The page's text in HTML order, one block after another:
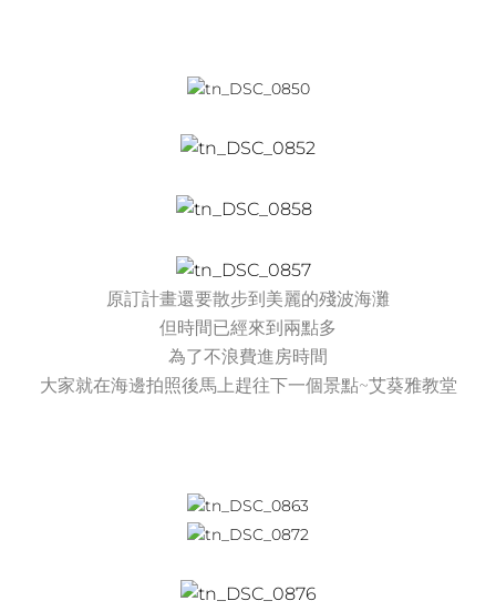
原訂計畫還要散步到美麗的殘波海灘
但時間已經來到兩點多
為了不浪費進房時間
大家就在海邊拍照後馬上趕往下一個景點~艾葵雅教堂